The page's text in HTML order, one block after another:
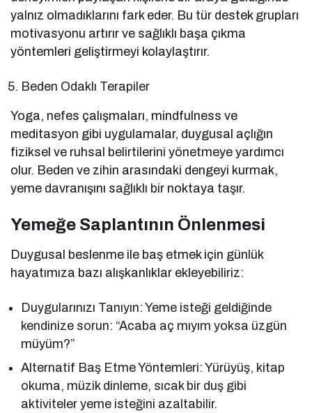
yalnız olmadıklarını fark eder. Bu tür destek grupları
motivasyonu artırır ve sağlıklı başa çıkma
yöntemleri geliştirmeyi kolaylaştırır.
Beden Odaklı Terapiler
Yoga, nefes çalışmaları, mindfulness ve
meditasyon gibi uygulamalar, duygusal açlığın
fiziksel ve ruhsal belirtilerini yönetmeye yardımcı
olur. Beden ve zihin arasındaki dengeyi kurmak,
yeme davranışını sağlıklı bir noktaya taşır.
Yemeğe Saplantının Önlenmesi
Duygusal beslenme ile baş etmek için günlük
hayatımıza bazı alışkanlıklar ekleyebiliriz:
Duygularınızı Tanıyın: Yeme isteği geldiğinde
kendinize sorun: “Acaba aç mıyım yoksa üzgün
müyüm?”
Alternatif Baş Etme Yöntemleri: Yürüyüş, kitap
okuma, müzik dinleme, sıcak bir duş gibi
aktiviteler yeme isteğini azaltabilir.